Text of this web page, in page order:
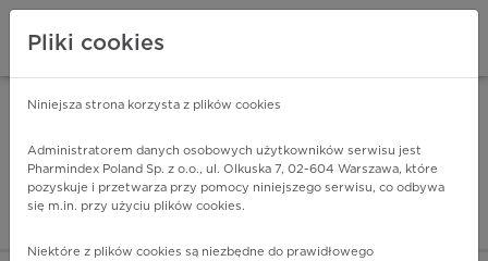
Pharmindex - lider
ZALOGUJ SIĘ
Pliki cookies
Niniejsza strona korzysta z plików cookies
Administratorem danych osobowych użytkowników serwisu jest
Pharmindex Poland Sp. z o.o., ul. Olkuska 7, 02-604 Warszawa, które
pozyskuje i przetwarza przy pomocy niniejszego serwisu, co odbywa
się m.in. przy użyciu plików cookies.
Niektóre z plików cookies są niezbędne do prawidłowego
ZA DARMO - w Google Play INSTALUJ